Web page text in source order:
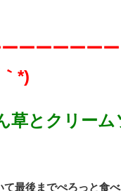
ーーーーーー
*)
草とクリーム
最後までぺろっと食